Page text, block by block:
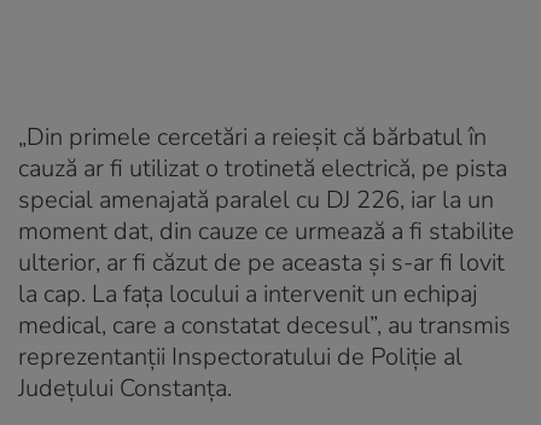
„Din primele cercetări a reieșit că bărbatul în
cauză ar fi utilizat o trotinetă electrică, pe pista
special amenajată paralel cu DJ 226, iar la un
moment dat, din cauze ce urmează a fi stabilite
ulterior, ar fi căzut de pe aceasta și s-ar fi lovit
la cap. La fața locului a intervenit un echipaj
medical, care a constatat decesul”, au transmis
reprezentanții Inspectoratului de Poliție al
Județului Constanța.